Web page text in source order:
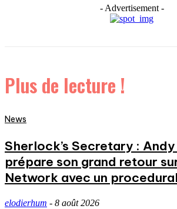
- Advertisement -
Plus de lecture !
News
Sherlock’s Secretary :
prépare son grand retour
Network avec un
elodierhum - 8 août 2026